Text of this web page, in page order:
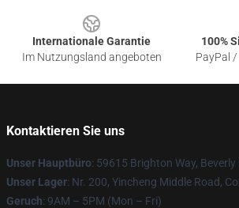
Internationale Garantie
Im Nutzungsland angeboten
100%
PayPal
Kontaktieren Sie uns
Unser Hauptbüro: 59615 Brighton Way, Beverly
Unser Lager: Nr. 200, Yincheng Middle Road,
Geruch: 9AM – 5PM (Mon – Fri)